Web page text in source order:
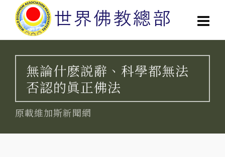
無論什麽説辭、科學都無法
否認的眞正佛法
原載維加斯新聞網